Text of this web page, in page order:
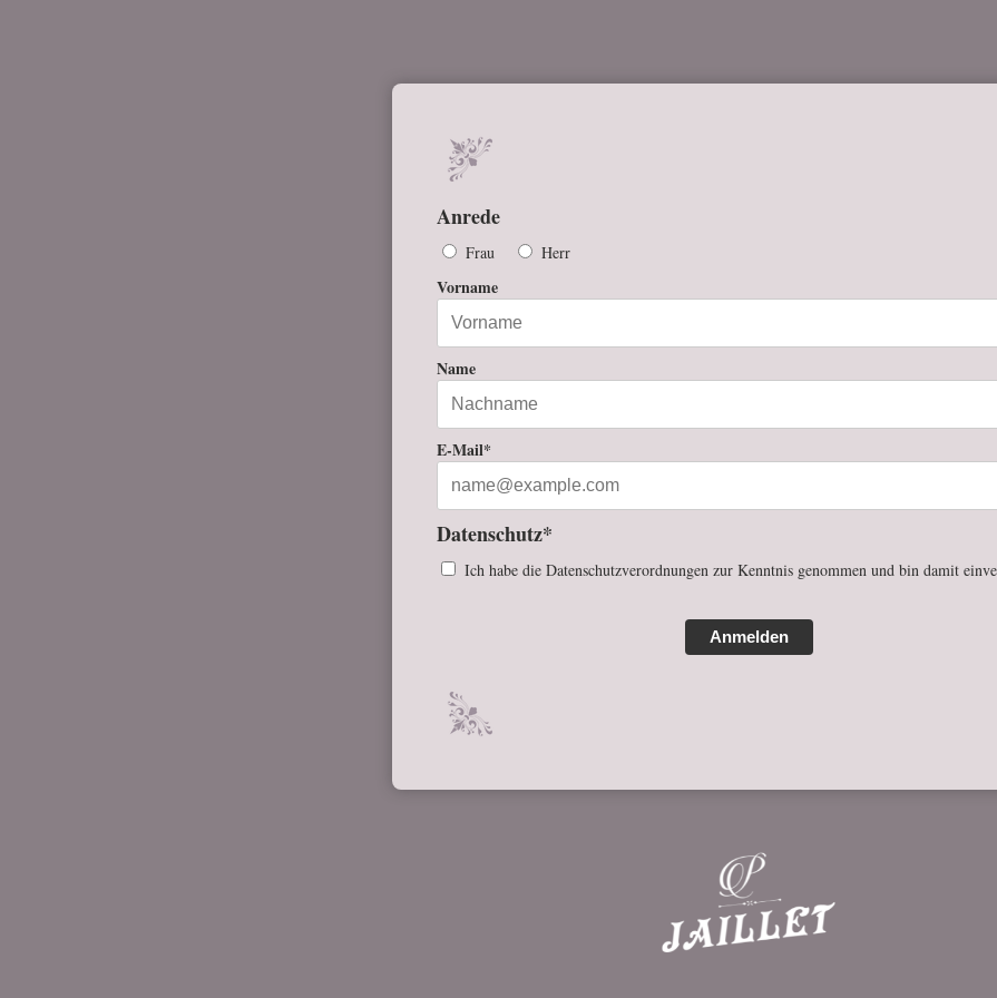
Anrede
Frau Herr
Vorname
Name
E-Mail*
Datenschutz*
Ich habe die Datenschutzverordnungen zur Kenntnis genommen und bin damit
Anmelden